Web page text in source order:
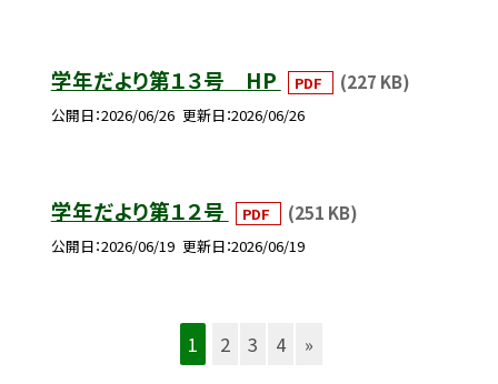
学年だより第１３号 HP PDF (227 KB)
公開日 2026/06/26 更新日 2026/06/26
学年だより第１２号 PDF (251 KB)
公開日 2026/06/19 更新日 2026/06/19
1 2 3 4 »